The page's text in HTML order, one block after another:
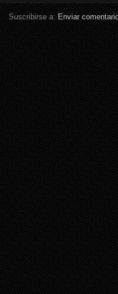
Suscribirse a:Enviar